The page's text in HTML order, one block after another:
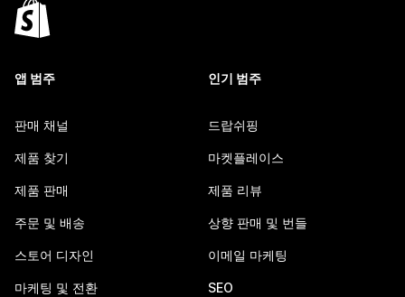
앱 범주
판매 채널
제품 찾기
제품 판매
주문 및 배송
스토어 디자인
마케팅 및 전환
인기 범주
드랍쉬핑
마켓플레이스
제품 리뷰
상향 판매 및 번들
이메일 마케팅
SEO